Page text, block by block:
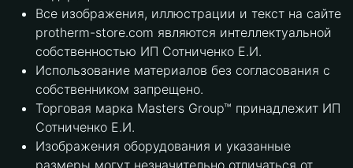
Все изображения, иллюстрации и текст на сайте
protherm-store.com являются интеллектуальной
собственностью ИП Сотниченко Е.И.
Использование материалов без согласования с
собственником запрещено.
Торговая марка Masters Group™ принадлежит ИП
Сотниченко Е.И.
Изображения оборудования и указанные